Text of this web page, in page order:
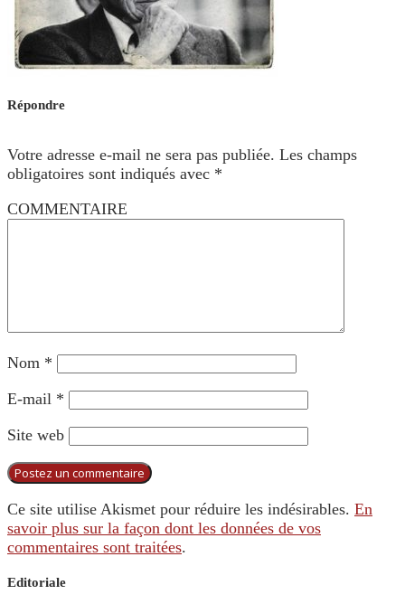
Répondre
Votre adresse e-mail ne sera pas publiée. Les champs
obligatoires sont indiqués avec *
COMMENTAIRE
Nom *
E-mail *
Site web
Ce site utilise Akismet pour réduire les indésirables. En
savoir plus sur la façon dont les données de vos
commentaires sont traitées.
Editoriale